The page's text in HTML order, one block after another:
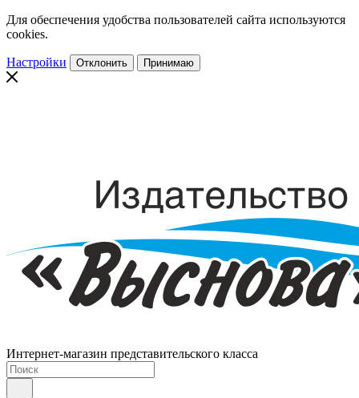
Для обеспечения удобства пользователей сайта используются
cookies.
Настройки Отклонить Принимаю
Интернет-магазин представительского класса